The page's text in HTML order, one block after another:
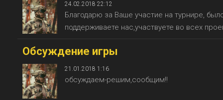
24.02.2018 22:12
Благодарю за Ваше участие на турнире,
поддерживаете нас,участвуете во всех
Обсуждение игры
21.01.2018 1:16
обсуждаем-решим,сообщим!!